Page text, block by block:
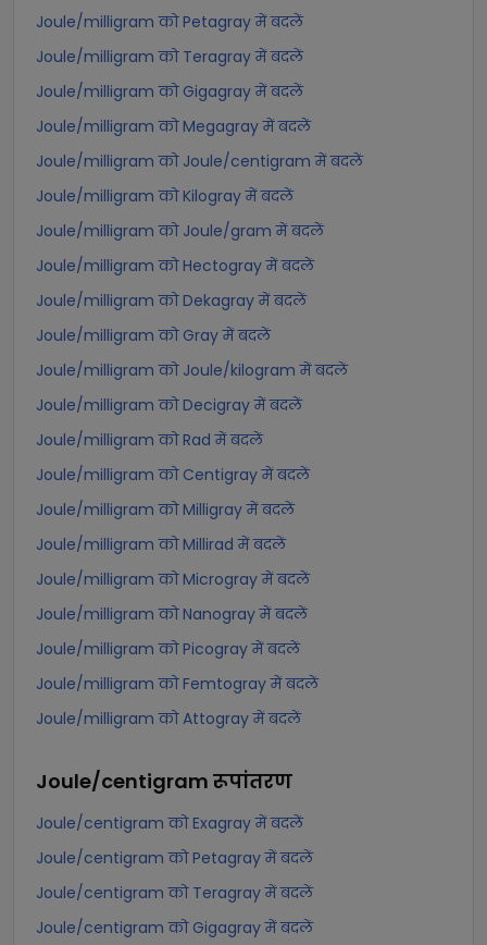
Joule/milligram को Petagray में बदलें
Joule/milligram को Teragray में बदलें
Joule/milligram को Gigagray में बदलें
Joule/milligram को Megagray में बदलें
Joule/milligram को Joule/centigram में बदलें
Joule/milligram को Kilogray में बदलें
Joule/milligram को Joule/gram में बदलें
Joule/milligram को Hectogray में बदलें
Joule/milligram को Dekagray में बदलें
Joule/milligram को Gray में बदलें
Joule/milligram को Joule/kilogram में बदलें
Joule/milligram को Decigray में बदलें
Joule/milligram को Rad में बदलें
Joule/milligram को Centigray में बदलें
Joule/milligram को Milligray में बदलें
Joule/milligram को Millirad में बदलें
Joule/milligram को Microgray में बदलें
Joule/milligram को Nanogray में बदलें
Joule/milligram को Picogray में बदलें
Joule/milligram को Femtogray में बदलें
Joule/milligram को Attogray में बदलें
Joule/centigram रूपांतरण
Joule/centigram को Exagray में बदलें
Joule/centigram को Petagray में बदलें
Joule/centigram को Teragray में बदलें
Joule/centigram को Gigagray में बदलें